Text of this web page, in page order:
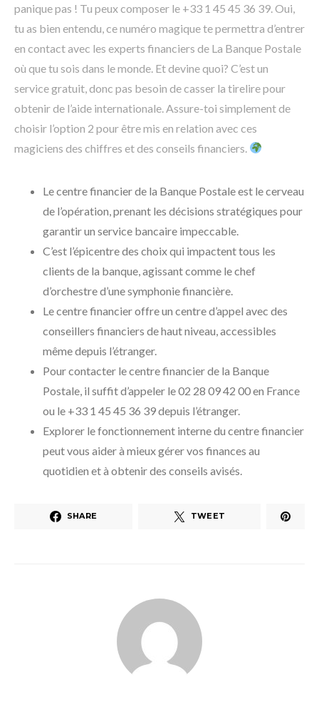
panique pas ! Tu peux composer le +33 1 45 45 36 39. Oui,
tu as bien entendu, ce numéro magique te permettra d’entrer
en contact avec les experts financiers de La Banque Postale
où que tu sois dans le monde. Et devine quoi? C’est un
service gratuit, donc pas besoin de casser la tirelire pour
obtenir de l’aide internationale. Assure-toi simplement de
choisir l’option 2 pour être mis en relation avec ces
magiciens des chiffres et des conseils financiers.
Le centre financier de la Banque Postale est le cerveau
de l’opération, prenant les décisions stratégiques pour
garantir un service bancaire impeccable.
C’est l’épicentre des choix qui impactent tous les
clients de la banque, agissant comme le chef
d’orchestre d’une symphonie financière.
Le centre financier offre un centre d’appel avec des
conseillers financiers de haut niveau, accessibles
même depuis l’étranger.
Pour contacter le centre financier de la Banque
Postale, il suffit d’appeler le 02 28 09 42 00 en France
ou le +33 1 45 45 36 39 depuis l’étranger.
Explorer le fonctionnement interne du centre financier
peut vous aider à mieux gérer vos finances au
quotidien et à obtenir des conseils avisés.
SHARE TWEET